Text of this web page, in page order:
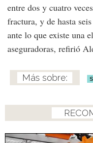
entre dos y cuatro
fractura, y de hasta
ante lo que existe una
aseguradoras, refirió